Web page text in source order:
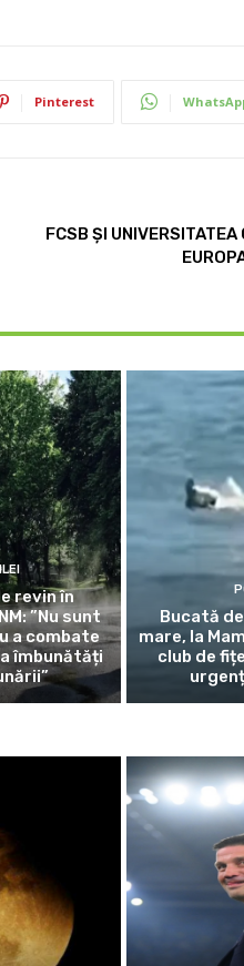
Pinterest
FCSB ȘI UNIVERSITATEA
revin în
”Nu sunt
a combate
îmbunătăți
Bucată
mare, la
club de